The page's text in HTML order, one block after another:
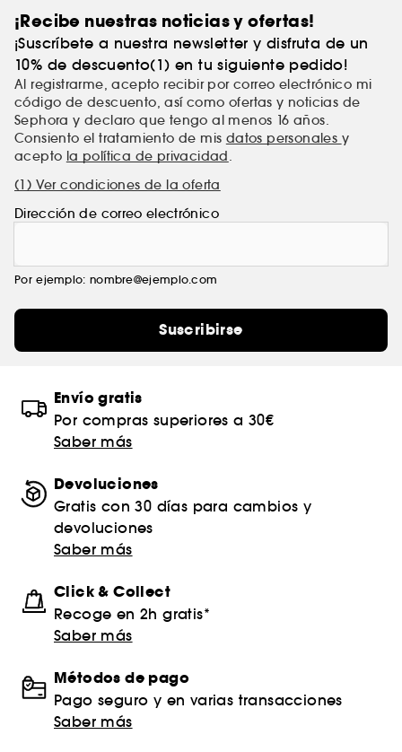
¡Recibe nuestras noticias y ofertas!
¡Suscríbete a nuestra newsletter y disfruta de un
10% de descuento(1) en tu siguiente pedido!
Al registrarme, acepto recibir por correo electrónico mi
código de descuento, así como ofertas y noticias de
Sephora y declaro que tengo al menos 16 años.
Consiento el tratamiento de mis datos personales y
acepto la política de privacidad.
(1) Ver condiciones de la oferta
Dirección de correo electrónico
Por ejemplo: nombre@ejemplo.com
Suscribirse
Envío gratis
Por compras superiores a 30€
Saber más
Devoluciones
Gratis con 30 días para cambios y
devoluciones
Saber más
Click & Collect
Recoge en 2h gratis*
Saber más
Métodos de pago
Pago seguro y en varias transacciones
Saber más